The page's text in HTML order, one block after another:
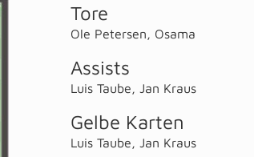
Tore
Ole Petersen Osama
Assists
Luis Taube Jan Kraus
Gelbe Karten
Luis Taube Jan Kraus